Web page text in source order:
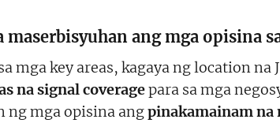
maserbisyuhan ang mga opisina
mga key areas, kagaya ng location na
na signal coveragepara sa mga
ng mga opisina angpinakamainam na